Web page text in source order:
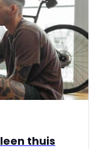
thuis